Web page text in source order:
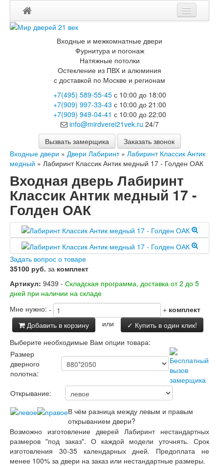
Мои заказы
Двери с терморазрывом для улицы
Противопожарные двери
Двери Бункер
Двери Лекс
Двери Рыцарь
Двери Термодор
Арктика
Монолит
Стайл
Термо
Термо Лацио
Флагман
Электрозамок Смарт
Заводские двери
Двери Лабиринт
Лабиринт Аляска Лайт
Лабиринт Арт
Лабиринт Атлантик
Лабиринт Бетон
Лабиринт Верса
Лабиринт Версаль
Лабиринт Гранд
Лабиринт Дверь двойная тамбурная под
заказ
Лабиринт Имперо
Лабиринт Инфинити
Лабиринт Карбон
Лабиринт Кармина
Лабиринт Классик Шагрень
Лабиринт Кредор
Лабиринт Лаб Про
Лабиринт Лайн Вайт
Лабиринт Леолаб
Лабиринт Лондон
Лабиринт Лофт
Лабиринт Мегаполис
Входные и межкомнатные двери
Фурнитура и погонаж
Натяжные потолки
Остекление из ПВХ и алюминия
с доставкой по Москве и регионам
+7(495) 589-55-45с 10:00 до 18:00
+7(909) 997-33-43 с 10:00 до 21:00
+7(909) 949-04-41 с 10:00 до 22:00
info@mirdverei21vek.ru 24/7
Вызвать замерщика
Заказать звонок
Входные двери » Двери Лабиринт» Лабиринт Классик Антик
медный » Лабиринт Классик Антик медный 17 - Голден ОАК
Входная дверь Лабиринт
Классик Антик медный 17 -
Голден ОАК
Задать вопрос о товаре
35100 руб. за комплект
Артикул: 9439 - Складская программа, доставка от 2 до 5
дней при наличии на складе
Мне нужно: - + комплект
Добавить в корзину
или
✓ Купить в один клик!
Выберите необходимые Вам опции товара:
Размер
дверного
полотна:
Открывание:
В чём разница между левым и правым
открыванием двери?
Возможно изготовление дверей Лабиринт нестандартных
размеров "под заказ". О каждой модели уточнять. Срок
изготовления 30-35 календарных дней. Предоплата не
менее 100% за двери на заказ или нестандартные размеры.